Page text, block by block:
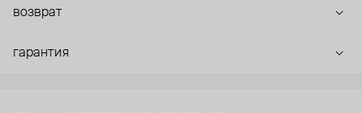
возврат
гарантия